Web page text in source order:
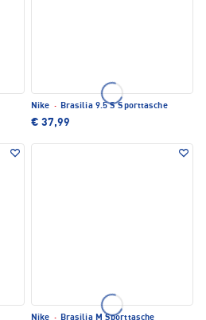
Nike · Brasilia 9.5 S Sporttasche
€ 37,99
Nike · Brasilia M Sporttasche